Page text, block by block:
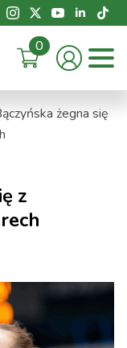
0
żegna się
z